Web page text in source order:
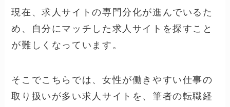
現在、求人サイトの専門分化が進んでいるた
め、自分にマッチした求人サイトを探すこと
が難しくなっています。
そこでこちらでは、女性が働きやすい仕事の
取り扱いが多い求人サイトを、筆者の転職経